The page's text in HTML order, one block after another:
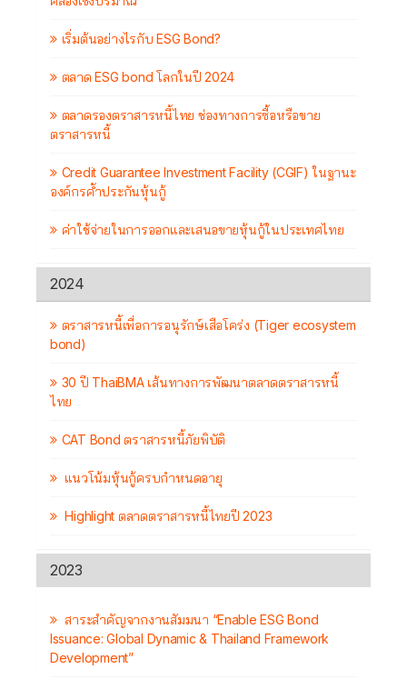
เริ่มต้นอย่างไรกับ ESG Bond?
ตลาด ESG bond โลกในปี 2024
ตลาดรองตราสารหนี้ไทย ช่องทางการซื้อหรือขาย
ตราสารหนี้
Credit Guarantee Investment Facility (CGIF) ในฐานะ
องค์กรค้ำประกันหุ้นกู้
ค่าใช้จ่ายในการออกและเสนอขายหุ้นกู้ในประเทศไทย
2024
ตราสารหนี้เพื่อการอนุรักษ์เสือโคร่ง (Tiger ecosystem
bond)
30 ปี ThaiBMA เส้นทางการพัฒนาตลาดตราสารหนี้
ไทย
CAT Bond ตราสารหนี้ภัยพิบัติ
แนวโน้มหุ้นกู้ครบกำหนดอายุ
Highlight ตลาดตราสารหนี้ไทยปี 2023
2023
สาระสำคัญจากงานสัมมนา “Enable ESG Bond
Issuance: Global Dynamic & Thailand Framework
Development”